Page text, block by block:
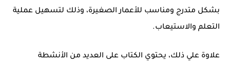
بشكل متدرج ومناسب للأعمار الصغيرة، وذلك لتسهيل عملية
التعلم والاستيعاب.
علاوة علي ذلك، يحتوي الكتاب على العديد من الأنشطة